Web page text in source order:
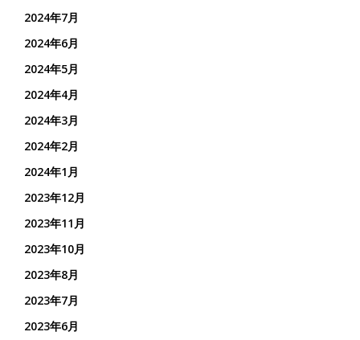
2024年7月
2024年6月
2024年5月
2024年4月
2024年3月
2024年2月
2024年1月
2023年12月
2023年11月
2023年10月
2023年8月
2023年7月
2023年6月